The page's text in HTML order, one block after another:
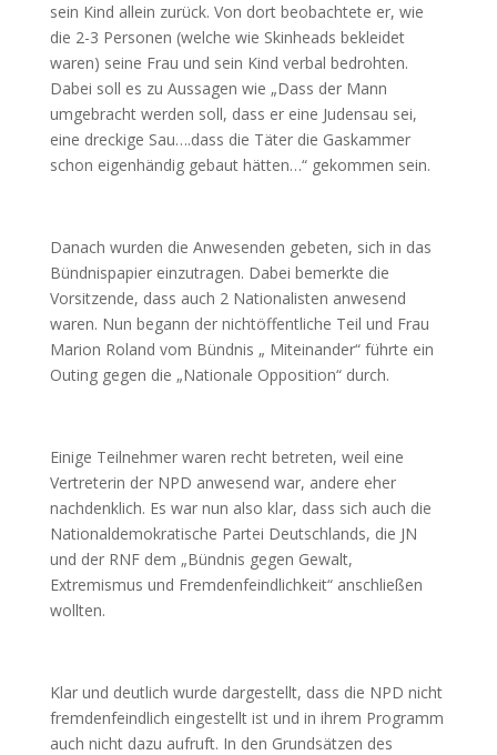
sein Kind allein zurück. Von dort beobachtete er, wie
die 2-3 Personen (welche wie Skinheads bekleidet
waren) seine Frau und sein Kind verbal bedrohten.
Dabei soll es zu Aussagen wie „Dass der Mann
umgebracht werden soll, dass er eine Judensau sei,
eine dreckige Sau….dass die Täter die Gaskammer
schon eigenhändig gebaut hätten…“ gekommen sein.
Danach wurden die Anwesenden gebeten, sich in das
Bündnispapier einzutragen. Dabei bemerkte die
Vorsitzende, dass auch 2 Nationalisten anwesend
waren. Nun begann der nichtöffentliche Teil und Frau
Marion Roland vom Bündnis „ Miteinander“ führte ein
Outing gegen die „Nationale Opposition“ durch.
Einige Teilnehmer waren recht betreten, weil eine
Vertreterin der NPD anwesend war, andere eher
nachdenklich. Es war nun also klar, dass sich auch die
Nationaldemokratische Partei Deutschlands, die JN
und der RNF dem „Bündnis gegen Gewalt,
Extremismus und Fremdenfeindlichkeit“ anschließen
wollten.
Klar und deutlich wurde dargestellt, dass die NPD nicht
fremdenfeindlich eingestellt ist und in ihrem Programm
auch nicht dazu aufruft. In den Grundsätzen des